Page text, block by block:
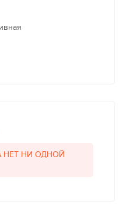
НЕТ НИ ОДНОЙ